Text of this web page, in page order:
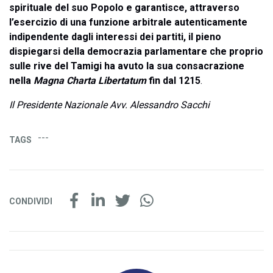
spirituale del suo Popolo e garantisce, attraverso
l’esercizio di una funzione arbitrale autenticamente
indipendente dagli interessi dei partiti, il pieno
dispiegarsi della democrazia parlamentare che proprio
sulle rive del Tamigi ha avuto la sua consacrazione
nella Magna Charta Libertatumfin dal 1215.
Il Presidente Nazionale Avv. Alessandro Sacchi
TAGS ---
CONDIVIDI